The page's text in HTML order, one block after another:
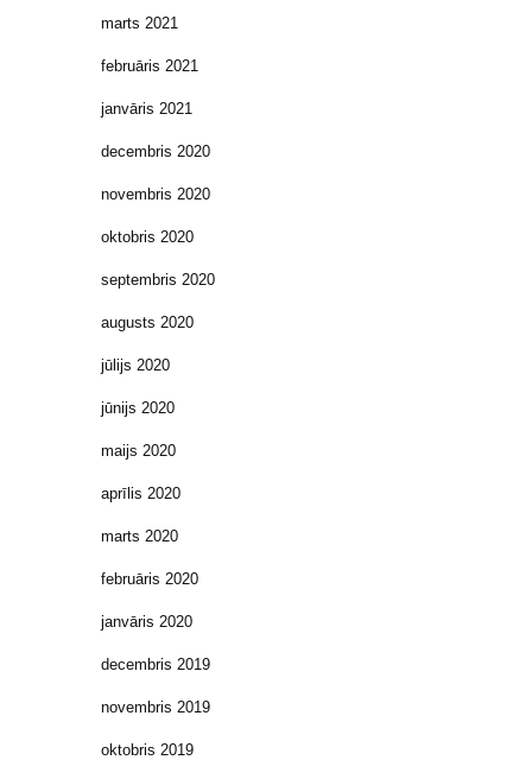
marts 2021
februāris 2021
janvāris 2021
decembris 2020
novembris 2020
oktobris 2020
septembris 2020
augusts 2020
jūlijs 2020
jūnijs 2020
maijs 2020
aprīlis 2020
marts 2020
februāris 2020
janvāris 2020
decembris 2019
novembris 2019
oktobris 2019